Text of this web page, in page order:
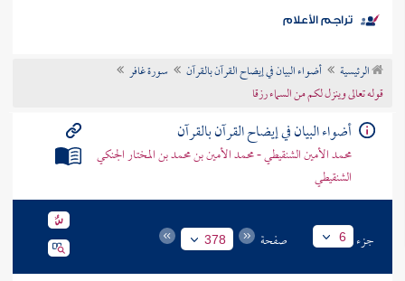
موضوعي
تراجم الأعلام
الرئيسية أضواء البيان في إيضاح القرآن بالقرآن
سورة غافر
قوله تعالى وينزل لكم من السماء رزقا
أضواء البيان في إيضاح القرآن بالقرآن
محمد الأمين الشنقيطي - محمد الأمين بن محمد بن المختار الجنكي
الشنقيطي
جزء 6 صفحة 378